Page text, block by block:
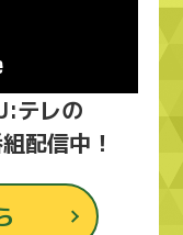
テレの
配信中！